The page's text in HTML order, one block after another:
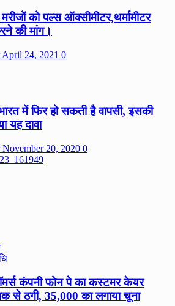
को पल्स ऑक्सीमीटर,थर्मामीटर
की मांग।
April 24, 2021 0
में फिर हो सकती है वापसी, इसकी
यह दावा
November 20, 2020 0
कंपनी फोन पे का कस्टमर केयर
से ठगी, 35,000 का लगाया चूना